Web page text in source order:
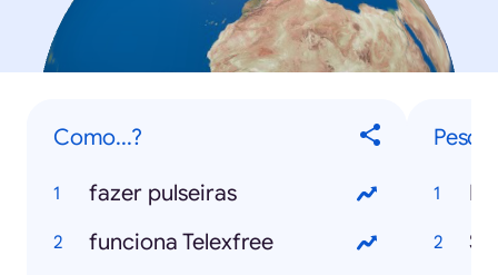
Como...?
fazer pulseiras
funciona Telexfree